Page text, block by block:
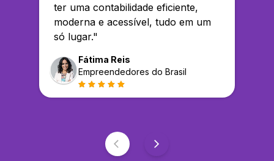
ter uma contabilidade eficiente,
moderna e acessível, tudo em um
só lugar."
Fátima Reis
Empreendedores do Brasil